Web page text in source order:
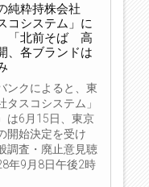
純粋持株会社
コシステム」に
「北前そば 高
、各ブランドは
ンクによると、東
スコシステム」
は6月15日、東京
開始決定を受け
調査・廃止意見聴
年9月8日午後2時